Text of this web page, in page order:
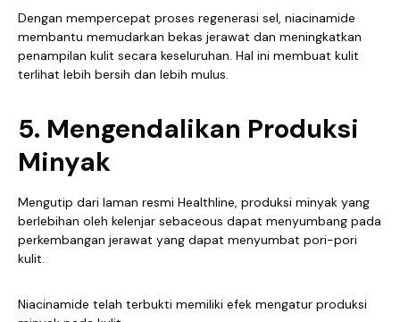
Dengan mempercepat proses regenerasi sel, niacinamide
membantu memudarkan bekas jerawat dan meningkatkan
penampilan kulit secara keseluruhan. Hal ini membuat kulit
terlihat lebih bersih dan lebih mulus.
5. Mengendalikan Produksi
Minyak
Mengutip dari laman resmi Healthline, produksi minyak yang
berlebihan oleh kelenjar sebaceous dapat menyumbang pada
perkembangan jerawat yang dapat menyumbat pori-pori
kulit.
Niacinamide telah terbukti memiliki efek mengatur produksi